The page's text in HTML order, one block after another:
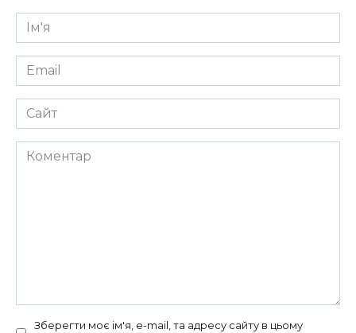
Ім'я
*
Email
*
Сайт
Коментар
Зберегти моє ім'я, e-mail, та адресу сайту в цьому